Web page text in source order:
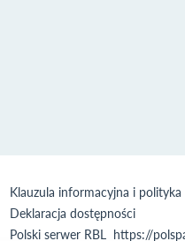
Klauzula informacyjna i
Deklaracja dostępności
Polski serwer RBL https://